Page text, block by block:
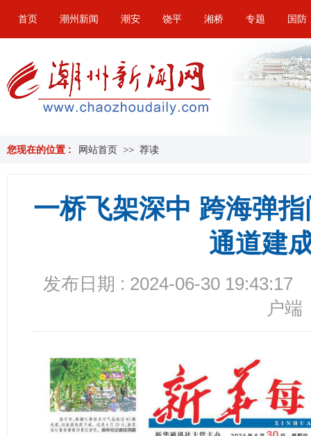
首页 潮州新闻 潮安 饶平 湘桥 专题 国防
您现在的位置 : 网站首页 >> 荐读
一桥飞架深中 跨海弹
通道建
发布日期 : 2024-06-30 19:43:17
户端